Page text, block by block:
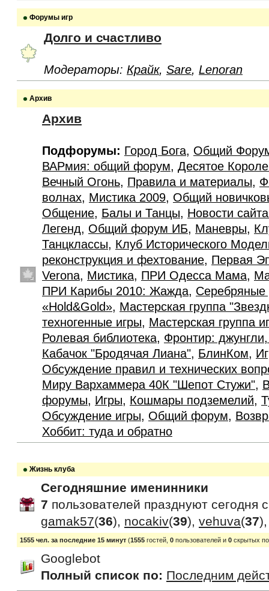
Форумы игр
Долго и счастливо
Модераторы: Крайк, Sare, Lenoran
Архив
Архив
Подфорумы: Город Бога, Общий
ВАРмия: общий форум, Десятое
Вечный Огонь, Правила и материалы,
волнах, Мистика 2009, Общий
Общение, Балы и Танцы, Новости
Легенд, Общий форум ИБ, Маневры,
Танцклассы, Клуб Исторического
реконструкция и фехтование, Первая
Verona, Мистика, ПРИ Одесса Мама,
ПРИ Карибы 2010: Жажда, Серебряные
«Hold&Gold», Мастерская группа
техногенные игры, Мастерская группа
Ролевая библиотека, Фронтир:
Кабачок "Бродячая Лиана", БлинКом,
Обсуждение правил и технических
Миру Вархаммера 40К "Шепот Стужи",
форумы, Игры, Кошмары подземелий,
Обсуждение игры, Общий форум,
Хоббит: туда и обратно
Жизнь клуба
Сегодняшние именинники
7 пользователей празднуют сегодня
gamak57(36), nocakiv(39), vehuva(37
1555 чел. за последние 15 минут (1555 гостей, 0 пользователей и 0 скрытых
Googlebot
Полный список по: Последним